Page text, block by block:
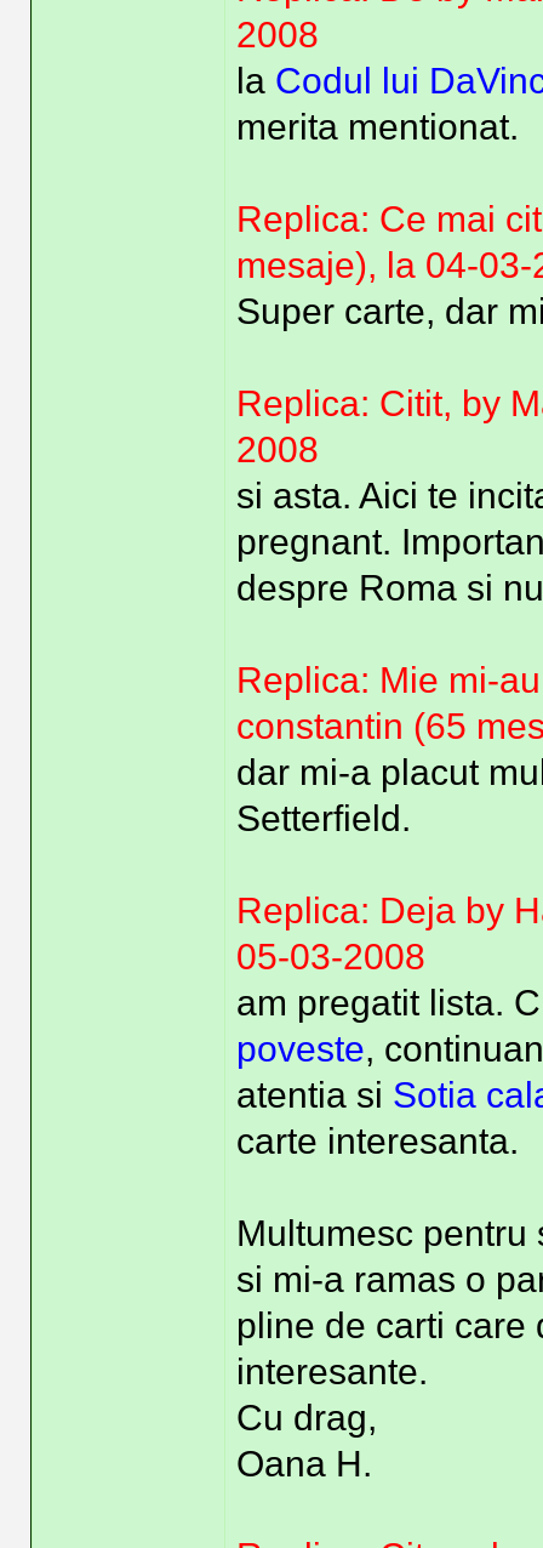
2008
la Codul lui
merita mentionat.
Replica: Ce mai
mesaje), la 04-03-
Super carte, dar
Replica: Citit, by
2008
si asta. Aici te
pregnant.
despre Roma si
Replica: Mie mi-
constantin (65
dar mi-a placut
Setterfield.
Replica: Deja by
05-03-2008
am pregatit lista.
poveste,
atentia si Sotia
carte interesanta.
Multumesc pentru
si mi-a ramas o
pline de carti care
interesante.
Cu drag,
Oana H.